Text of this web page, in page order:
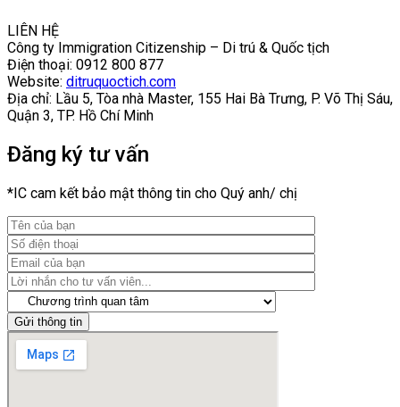
LIÊN HỆ
Công ty Immigration Citizenship – Di trú & Quốc tịch
Điện thoại: 0912 800 877
Website: ditruquoctich.com
Địa chỉ: Lầu 5, Tòa nhà Master, 155 Hai Bà Trưng, P. Võ Thị Sáu,
Quận 3, TP. Hồ Chí Minh
Đăng ký tư vấn
*IC cam kết bảo mật thông tin cho Quý anh/ chị
Gửi thông tin